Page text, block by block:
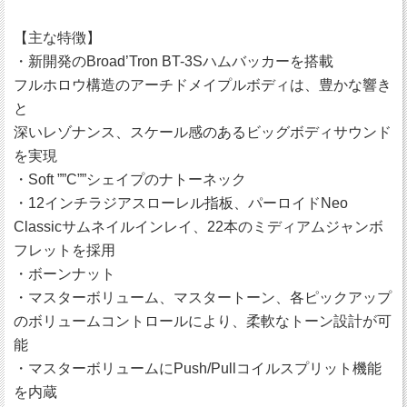
【主な特徴】
・新開発のBroad’Tron BT-3Sハムバッカーを搭載
フルホロウ構造のアーチドメイプルボディは、豊かな響き
と
深いレゾナンス、スケール感のあるビッグボディサウンド
を実現
・Soft ””C””シェイプのナトーネック
・12インチラジアスローレル指板、パーロイドNeo
Classicサムネイルインレイ、22本のミディアムジャンボ
フレットを採用
・ボーンナット
・マスターボリューム、マスタートーン、各ピックアップ
のボリュームコントロールにより、柔軟なトーン設計が可
能
・マスターボリュームにPush/Pullコイルスプリット機能
を内蔵